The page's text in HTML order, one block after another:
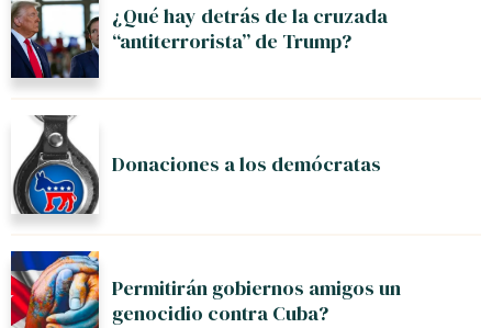
¿Qué hay detrás de la cruzada
“antiterrorista” de Trump?
Donaciones a los demócratas
Permitirán gobiernos amigos un
genocidio contra Cuba?